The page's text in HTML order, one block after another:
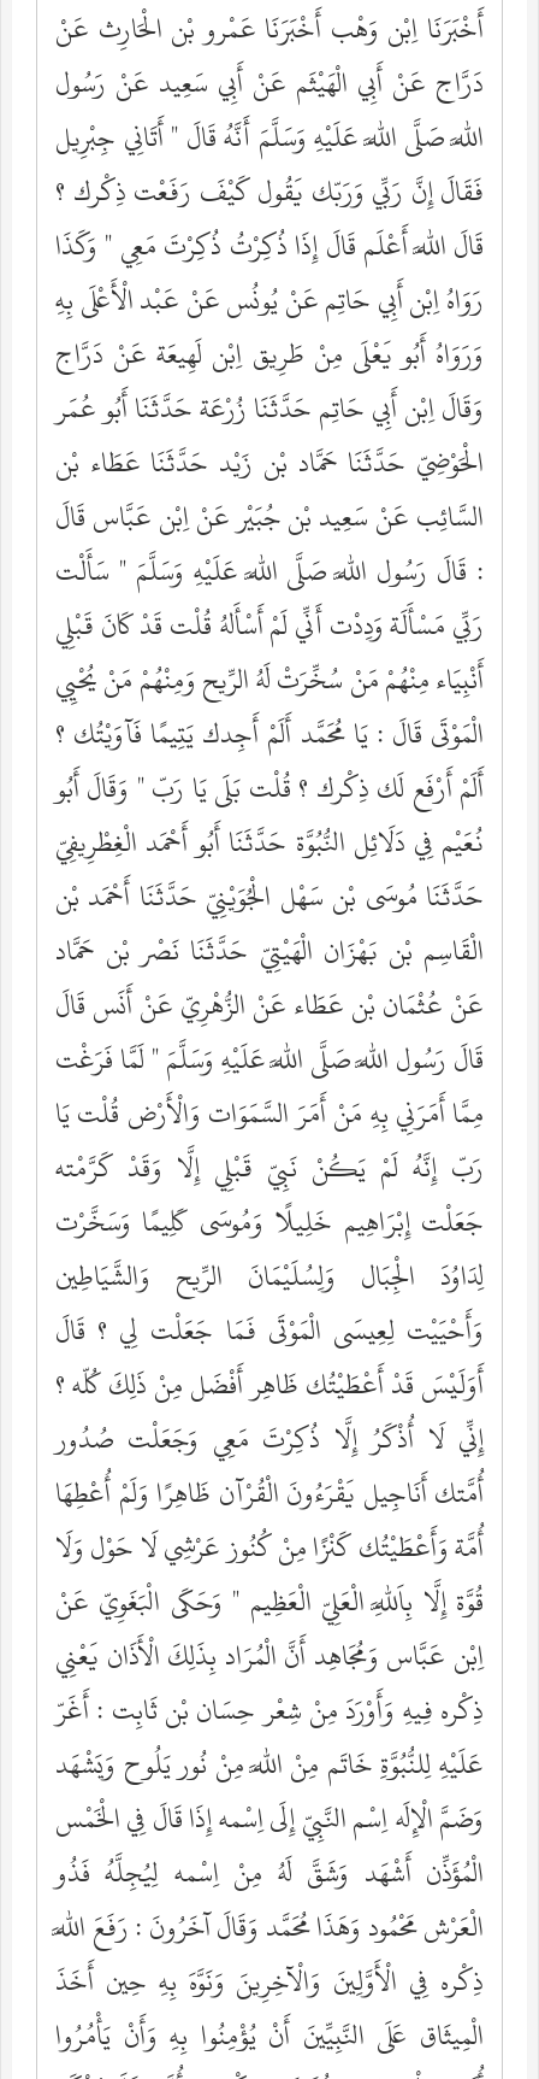
أَخْبَرَنَا اِبْن وَهْب أَخْبَرَنَا عَمْرو بْن الْحَارِث عَنْ
دَرَّاج عَنْ أَبِي الْهَيْثَم عَنْ أَبِي سَعِيد عَنْ رَسُول
اللَّه صَلَّى اللَّه عَلَيْهِ وَسَلَّمَ أَنَّهُ قَالَ " أَتَانِي جِبْرِيل
فَقَالَ إِنَّ رَبِّي وَرَبّك يَقُول كَيْفَ رَفَعْت ذِكْرك ؟
قَالَ اللَّه أَعْلَم قَالَ إِذَا ذُكِرْتُ ذُكِرْتَ مَعِي " وَكَذَا
رَوَاهُ اِبْن أَبِي حَاتِم عَنْ يُونُس عَنْ عَبْد الْأَعْلَى بِهِ
وَرَوَاهُ أَبُو يَعْلَى مِنْ طَرِيق اِبْن لَهِيعَة عَنْ دَرَّاج
وَقَالَ اِبْن أَبِي حَاتِم حَدَّثَنَا زُرْعَة حَدَّثَنَا أَبُو عُمَر
الْحَوْضِيّ حَدَّثَنَا حَمَّاد بْن زَيْد حَدَّثَنَا عَطَاء بْن
السَّائِب عَنْ سَعِيد بْن جُبَيْر عَنْ اِبْن عَبَّاس قَالَ
: قَالَ رَسُول اللَّه صَلَّى اللَّه عَلَيْهِ وَسَلَّمَ " سَأَلْت
رَبِّي مَسْأَلَة وَدِدْت أَنِّي لَمْ أَسْأَلهُ قُلْت قَدْ كَانَ قَبْلِي
أَنْبِيَاء مِنْهُمْ مَنْ سُخِّرَتْ لَهُ الرِّيح وَمِنْهُمْ مَنْ يُحْيِي
الْمَوْتَى قَالَ : يَا مُحَمَّد أَلَمْ أَجِدك يَتِيمًا فَآوَيْتُك ؟
أَلَمْ أَرْفَع لَك ذِكْرك ؟ قُلْت بَلَى يَا رَبّ " وَقَالَ أَبُو
نُعَيْم فِي دَلَائِل النُّبُوَّة حَدَّثَنَا أَبُو أَحْمَد الْغِطْرِيفِيّ
حَدَّثَنَا مُوسَى بْن سَهْل الْجُوَيْنِيّ حَدَّثَنَا أَحْمَد بْن
الْقَاسِم بْن بَهْزَان الْهَيْتِيّ حَدَّثَنَا نَصْر بْن حَمَّاد
عَنْ عُثْمَان بْن عَطَاء عَنْ الزُّهْرِيّ عَنْ أَنَس قَالَ
قَالَ رَسُول اللَّه صَلَّى اللَّه عَلَيْهِ وَسَلَّمَ " لَمَّا فَرَغْت
مِمَّا أَمَرَنِي بِهِ مَنْ أَمَرَ السَّمَوَات وَالْأَرْض قُلْت يَا
رَبّ إِنَّهُ لَمْ يَكُنْ نَبِيّ قَبْلِي إِلَّا وَقَدْ كَرَّمْته
جَعَلْت إِبْرَاهِيم خَلِيلًا وَمُوسَى كَلِيمًا وَسَخَّرْت
لِدَاوُدَ الْجِبَال وَلِسُلَيْمَانَ الرِّيح وَالشَّيَاطِين
وَأَحْيَيْت لِعِيسَى الْمَوْتَى فَمَا جَعَلْت لِي ؟ قَالَ
أَوَلَيْسَ قَدْ أَعْطَيْتُك ظَاهِر أَفْضَل مِنْ ذَلِكَ كُلّه ؟
إِنِّي لَا أُذْكَرُ إِلَّا ذُكِرْتَ مَعِي وَجَعَلْت صُدُور
أُمَّتك أَنَاجِيل يَقْرَءُونَ الْقُرْآن ظَاهِرًا وَلَمْ أُعْطِهَا
أُمَّة وَأَعْطَيْتُك كَنْزًا مِنْ كُنُوز عَرْشِي لَا حَوْل وَلَا
قُوَّة إِلَّا بِاَللَّهِ الْعَلِيّ الْعَظِيم " وَحَكَى الْبَغَوِيّ عَنْ
اِبْن عَبَّاس وَمُجَاهِد أَنَّ الْمُرَاد بِذَلِكَ الْأَذَان يَعْنِي
ذِكْره فِيهِ وَأَوْرَدَ مِنْ شِعْر حِسَان بْن ثَابِت : أَغَرّ
عَلَيْهِ لِلنُّبُوَّةِ خَاتَم مِنْ اللَّه مِنْ نُور يَلُوح وَيَشْهَد
وَضَمَّ الْإِلَه اِسْم النَّبِيّ إِلَى اِسْمه إِذَا قَالَ فِي الْخَمْس
الْمُؤَذِّن أَشْهَد وَشَقَّ لَهُ مِنْ اِسْمه لِيُجِلَّهُ فَذُو
الْعَرْش مَحْمُود وَهَذَا مُحَمَّد وَقَالَ آخَرُونَ : رَفَعَ اللَّه
ذِكْره فِي الْأَوَّلِينَ وَالْآخِرِينَ وَنَوَّهَ بِهِ حِين أَخَذَ
الْمِيثَاق عَلَى النَّبِيِّينَ أَنْ يُؤْمِنُوا بِهِ وَأَنْ يَأْمُرُوا